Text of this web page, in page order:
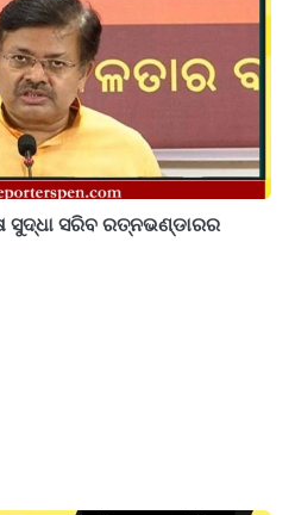
ସୁଦ୍ଧା ସରିବ ରତ୍ନଭଣ୍ଡାରର